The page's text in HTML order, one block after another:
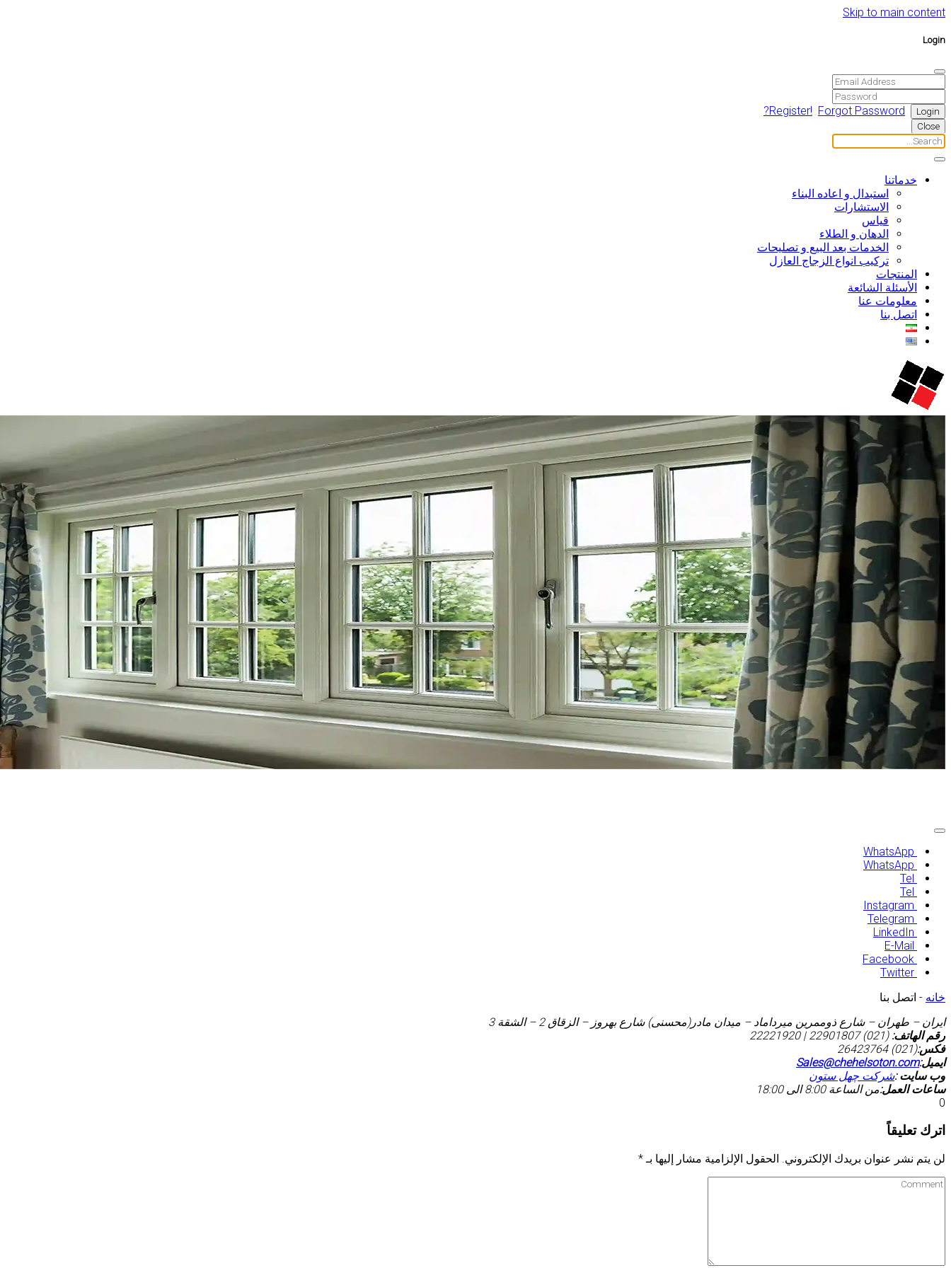
Skip to main content
Login
Register! Forgot Password?
Close
خدماتنا
استبدال و اعاده البناء
الاستشارات
قیاس
الدهان و الطلاء
الخدمات بعد البیع و تصلیحات
ترکیب انواع الزجاج العازل
المنتجات
الأسئلة الشائعة
معلومات عنا
اتصل بنا
خانه - اتصل بنا
ایران – طهران – شارع ذوممرین میرداماد – میدان مادر(محسنی) شارع بهروز – الزقاق 2 – الشقة 3
رقم الهاتف:(021) 22901807 | 22221920
فکس:(021) 26423764
ایمیل:Sales@chehelsoton.com
وب سایت :شرکت چهل ستون
ساعات العمل:من الساعة 8:00 الی 18:00
0
اترك تعليقاً
لن يتم نشر عنوان بريدك الإلكتروني. الحقول الإلزامية مشار إليها بـ *